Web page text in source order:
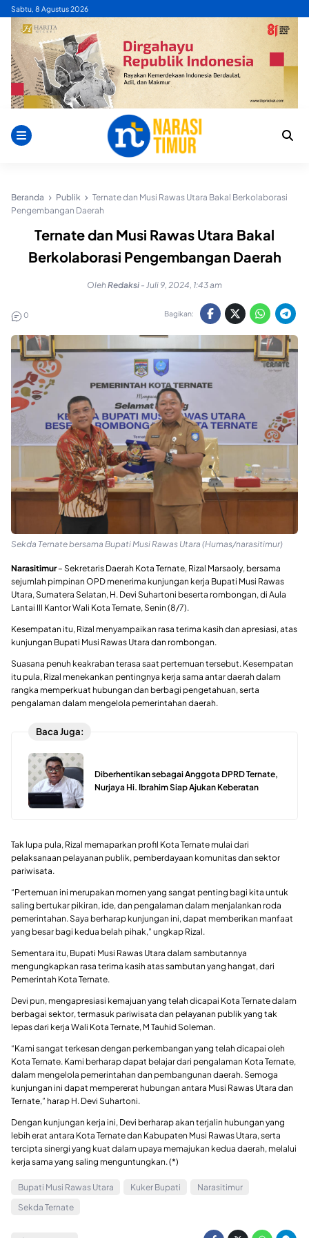
Skip
content
Sabtu, 8 Agustus 2026
Beranda Publik
Ternate dan Musi Rawas Utara Bakal Berkolaborasi
Pengembangan Daerah
Ternate dan Musi Rawas Utara Bakal
Berkolaborasi Pengembangan Daerah
OlehRedaksi - Juli 9, 2024, 1:43 am
0 Bagikan:
Sekda Ternate bersama Bupati Musi Rawas Utara (Humas/narasitimur)
Narasitimur– Sekretaris Daerah Kota Ternate, Rizal Marsaoly, bersama
sejumlah pimpinan OPD menerima kunjungan kerja Bupati Musi Rawas
Utara, Sumatera Selatan, H. Devi Suhartoni beserta rombongan, di Aula
Lantai III Kantor Wali Kota Ternate, Senin (8/7).
Kesempatan itu, Rizal menyampaikan rasa terima kasih dan apresiasi, atas
kunjungan Bupati Musi Rawas Utara dan rombongan.
Suasana penuh keakraban terasa saat pertemuan tersebut. Kesempatan
itu pula, Rizal menekankan pentingnya kerja sama antar daerah dalam
rangka memperkuat hubungan dan berbagi pengetahuan, serta
pengalaman dalam mengelola pemerintahan daerah.
Baca Juga:
Diberhentikan sebagai Anggota DPRD Ternate,
Nurjaya Hi. Ibrahim Siap Ajukan Keberatan
Tak lupa pula, Rizal memaparkan profil Kota Ternate mulai dari
pelaksanaan pelayanan publik, pemberdayaan komunitas dan sektor
pariwisata.
“Pertemuan ini merupakan momen yang sangat penting bagi kita untuk
saling bertukar pikiran, ide, dan pengalaman dalam menjalankan roda
pemerintahan. Saya berharap kunjungan ini, dapat memberikan manfaat
yang besar bagi kedua belah pihak,” ungkap Rizal.
Sementara itu, Bupati Musi Rawas Utara dalam sambutannya
mengungkapkan rasa terima kasih atas sambutan yang hangat, dari
Pemerintah Kota Ternate.
Devi pun, mengapresiasi kemajuan yang telah dicapai Kota Ternate dalam
berbagai sektor, termasuk pariwisata dan pelayanan publik yang tak
lepas dari kerja Wali Kota Ternate, M Tauhid Soleman.
“Kami sangat terkesan dengan perkembangan yang telah dicapai oleh
Kota Ternate. Kami berharap dapat belajar dari pengalaman Kota Ternate,
dalam mengelola pemerintahan dan pembangunan daerah. Semoga
kunjungan ini dapat mempererat hubungan antara Musi Rawas Utara dan
Ternate,” harap H. Devi Suhartoni.
Dengan kunjungan kerja ini, Devi berharap akan terjalin hubungan yang
lebih erat antara Kota Ternate dan Kabupaten Musi Rawas Utara, serta
tercipta sinergi yang kuat dalam upaya memajukan kedua daerah, melalui
kerja sama yang saling menguntungkan. (*)
Bupati Musi Rawas Utara Kuker Bupati
Narasitimur
Sekda Ternate